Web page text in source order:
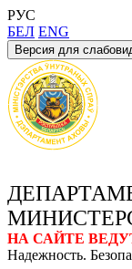
РУС
БЕЛ ENG
Версия для
НА САЙТЕ
Надежность.